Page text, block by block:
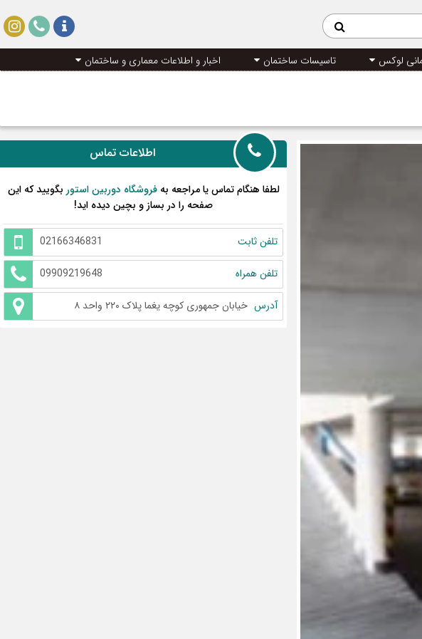
لوکس تاسیسات ساختمان اخبار و اطلاعات معماری و ساختمان
اطلاعات تماس
لطفا هنگام تماس یا مراجعه بهفروشگاه دوربین استور بگویید که این
صفحه را در بساز و بچین دیده اید!
تلفن ثابت 02166346831
تلفن همراه 09909219648
آدرس خیابان جمهوری کوچه یغما پلاک ۲۲۰ واحد ۸